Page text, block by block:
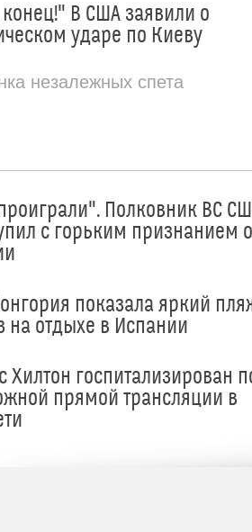
В США заявили о
ударе по Киеву
незалежных спета
Полковник ВС
с горьким признанием о
показала яркий
на отдыхе в Испании
Хилтон госпитализирован
прямой трансляции в